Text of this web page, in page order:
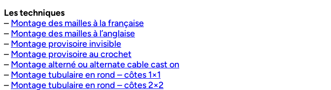
Les techniques
– Montage des mailles à la française
– Montage des mailles à l’anglaise
– Montage provisoire invisible
– Montage provisoire au crochet
– Montage alterné ou alternate cable cast on
– Montage tubulaire en rond – côtes 1×1
– Montage tubulaire en rond – côtes 2×2